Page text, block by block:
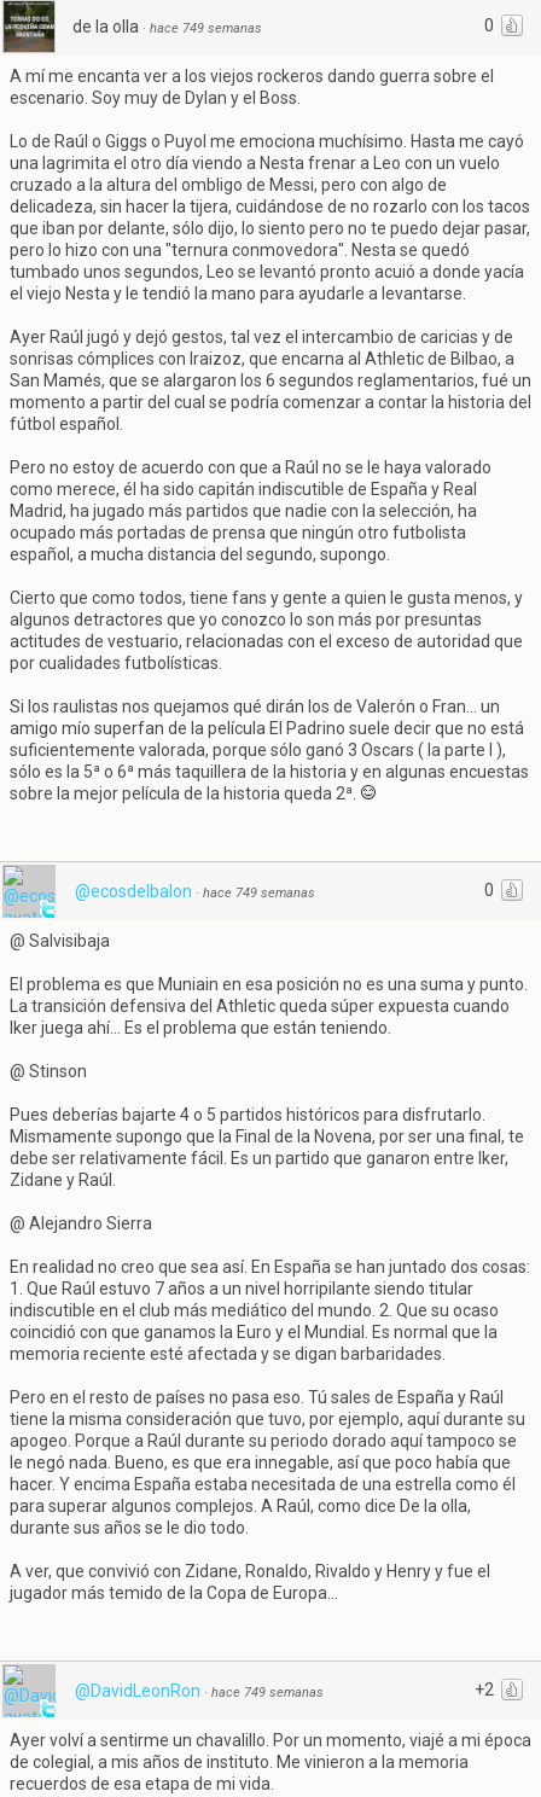
0
de la olla · hace 749 semanas
A mí me encanta ver a los viejos rockeros dando guerra sobre el
escenario. Soy muy de Dylan y el Boss.
Lo de Raúl o Giggs o Puyol me emociona muchísimo. Hasta me cayó
una lagrimita el otro día viendo a Nesta frenar a Leo con un vuelo
cruzado a la altura del ombligo de Messi, pero con algo de
delicadeza, sin hacer la tijera, cuidándose de no rozarlo con los tacos
que iban por delante, sólo dijo, lo siento pero no te puedo dejar pasar,
pero lo hizo con una "ternura conmovedora". Nesta se quedó
tumbado unos segundos, Leo se levantó pronto acuió a donde yacía
el viejo Nesta y le tendió la mano para ayudarle a levantarse.
Ayer Raúl jugó y dejó gestos, tal vez el intercambio de caricias y de
sonrisas cómplices con Iraizoz, que encarna al Athletic de Bilbao, a
San Mamés, que se alargaron los 6 segundos reglamentarios, fué un
momento a partir del cual se podría comenzar a contar la historia del
fútbol español.
Pero no estoy de acuerdo con que a Raúl no se le haya valorado
como merece, él ha sido capitán indiscutible de España y Real
Madrid, ha jugado más partidos que nadie con la selección, ha
ocupado más portadas de prensa que ningún otro futbolista
español, a mucha distancia del segundo, supongo.
Cierto que como todos, tiene fans y gente a quien le gusta menos, y
algunos detractores que yo conozco lo son más por presuntas
actitudes de vestuario, relacionadas con el exceso de autoridad que
por cualidades futbolísticas.
Si los raulistas nos quejamos qué dirán los de Valerón o Fran... un
amigo mío superfan de la película El Padrino suele decir que no está
suficientemente valorada, porque sólo ganó 3 Oscars ( la parte I ),
sólo es la 5ª o 6ª más taquillera de la historia y en algunas encuestas
sobre la mejor película de la historia queda 2ª.
0
@ecosdelbalon · hace 749 semanas
@ Salvisibaja
El problema es que Muniain en esa posición no es una suma y punto.
La transición defensiva del Athletic queda súper expuesta cuando
Iker juega ahí... Es el problema que están teniendo.
@ Stinson
Pues deberías bajarte 4 o 5 partidos históricos para disfrutarlo.
Mismamente supongo que la Final de la Novena, por ser una final, te
debe ser relativamente fácil. Es un partido que ganaron entre Iker,
Zidane y Raúl.
@ Alejandro Sierra
En realidad no creo que sea así. En España se han juntado dos cosas:
1. Que Raúl estuvo 7 años a un nivel horripilante siendo titular
indiscutible en el club más mediático del mundo. 2. Que su ocaso
coincidió con que ganamos la Euro y el Mundial. Es normal que la
memoria reciente esté afectada y se digan barbaridades.
Pero en el resto de países no pasa eso. Tú sales de España y Raúl
tiene la misma consideración que tuvo, por ejemplo, aquí durante su
apogeo. Porque a Raúl durante su periodo dorado aquí tampoco se
le negó nada. Bueno, es que era innegable, así que poco había que
hacer. Y encima España estaba necesitada de una estrella como él
para superar algunos complejos. A Raúl, como dice De la olla,
durante sus años se le dio todo.
A ver, que convivió con Zidane, Ronaldo, Rivaldo y Henry y fue el
jugador más temido de la Copa de Europa...
+2
@DavidLeonRon · hace 749 semanas
Ayer volví a sentirme un chavalillo. Por un momento, viajé a mi época
de colegial, a mis años de instituto. Me vinieron a la memoria
recuerdos de esa etapa de mi vida.